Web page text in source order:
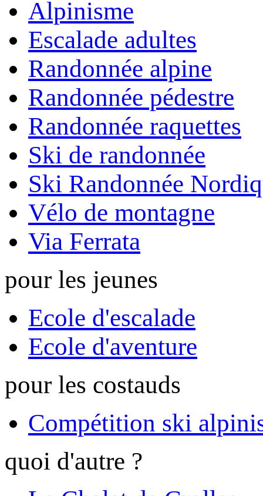
Alpinisme
Escalade adultes
Randonnée alpine
Randonnée pédestre
Randonnée raquettes
Ski de randonnée
Ski Randonnée
Vélo de montagne
Via Ferrata
pour les jeunes
Ecole d'escalade
Ecole d'aventure
pour les costauds
Compétition ski
quoi d'autre ?